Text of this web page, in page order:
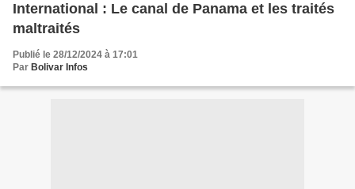
International : Le canal de Panama et les traités
maltraités
Publié le 28/12/2024 à 17:01
Par Bolivar Infos